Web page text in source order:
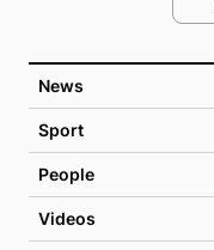
News
Sport
People
Videos